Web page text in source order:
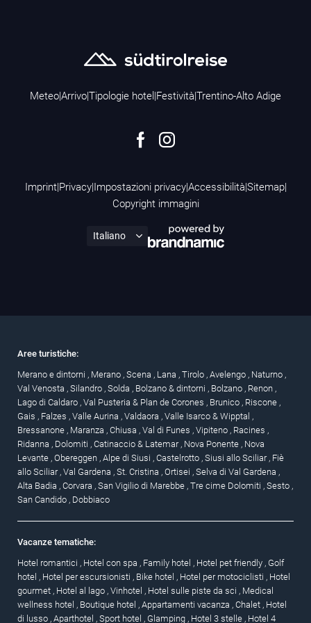
Meteo|Arrivo|Tipologie hotel |Festività|Trentino-Alto Adige
Imprint|Privacy|Impostazioni privacy|Accessibilità|Sitemap|
Copyright immagini
Aree turistiche:
Merano e dintorni , Merano , Scena , Lana , Tirolo , Avelengo , Naturno ,
Val Venosta , Silandro , Solda , Bolzano & dintorni , Bolzano , Renon ,
Lago di Caldaro , Val Pusteria & Plan de Corones , Brunico , Riscone ,
Gais , Falzes , Valle Aurina , Valdaora , Valle Isarco & Wipptal ,
Bressanone , Maranza , Chiusa , Val di Funes , Vipiteno , Racines ,
Ridanna , Dolomiti , Catinaccio & Latemar , Nova Ponente , Nova
Levante , Obereggen , Alpe di Siusi , Castelrotto , Siusi allo Sciliar , Fiè
allo Sciliar , Val Gardena , St. Cristina , Ortisei , Selva di Val Gardena ,
Alta Badia , Corvara , San Vigilio di Marebbe , Tre cime Dolomiti , Sesto ,
San Candido , Dobbiaco
Vacanze tematiche:
Hotel romantici , Hotel con spa , Family hotel , Hotel pet friendly , Golf
hotel , Hotel per escursionisti , Bike hotel , Hotel per motociclisti , Hotel
gourmet , Hotel al lago , Vinhotel , Hotel sulle piste da sci , Medical
wellness hotel , Boutique hotel , Appartamenti vacanza , Chalet , Hotel
di lusso , Aparthotel , Sport hotel , Glamping , Hotel 3 stelle , Hotel 4